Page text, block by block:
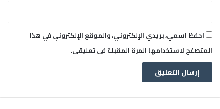
احفظ اسمي، بريدي الإلكتروني، والموقع الإلكتروني في هذا
المتصفح لاستخدامها المرة المقبلة في تعليقي.